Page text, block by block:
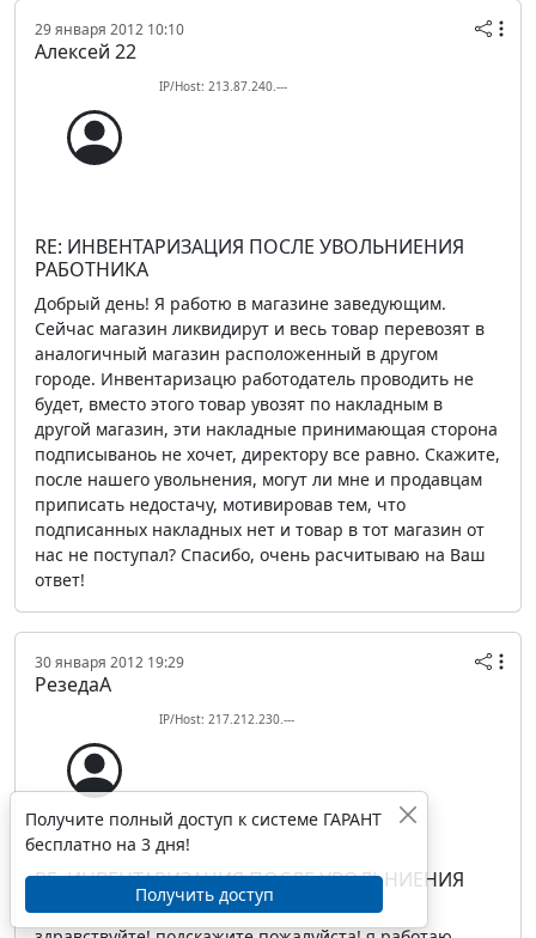
29 января 2012 10:10
Алексей 22
IP/Host: 213.87.240.---
RE: ИНВЕНТАРИЗАЦИЯ ПОСЛЕ УВОЛЬНИЕНИЯ
РАБОТНИКА
Добрый день! Я работю в магазине заведующим.
Сейчас магазин ликвидирут и весь товар перевозят в
аналогичный магазин расположенный в другом
городе. Инвентаризацю работодатель проводить не
будет, вместо этого товар увозят по накладным в
другой магазин, эти накладные принимающая сторона
подписываноь не хочет, директору все равно. Скажите,
после нашего увольнения, могут ли мне и продавцам
приписать недостачу, мотивировав тем, что
подписанных накладных нет и товар в тот магазин от
нас не поступал? Спасибо, очень расчитываю на Ваш
ответ!
30 января 2012 19:29
РезедаA
IP/Host: 217.212.230.---
RE: ИНВЕНТАРИЗАЦИЯ ПОСЛЕ УВОЛЬНИЕНИЯ
РАБОТНИКА
Получите полный доступ к системе ГАРАНТ
бесплатно на 3 дня!
Получить доступ